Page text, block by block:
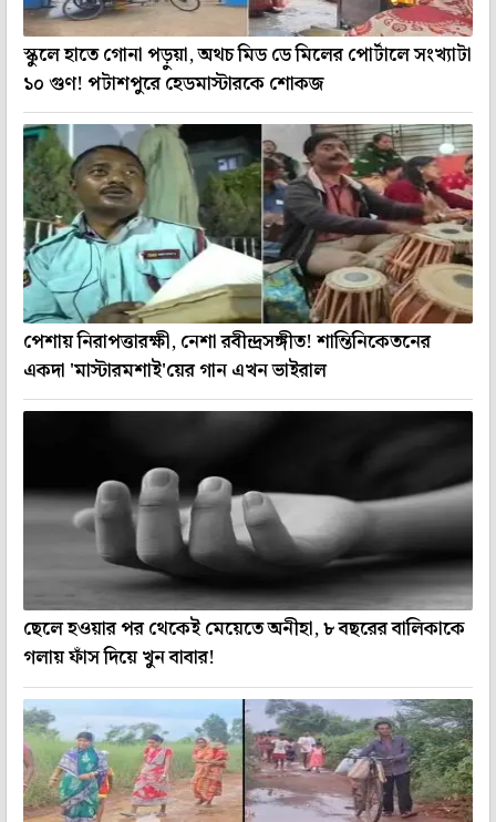
স্কুলে হাতে গোনা পড়ুয়া, অথচ মিড ডে মিলের পোর্টালে সংখ্যাটা
১০ গুণ! পটাশপুরে হেডমাস্টারকে শোকজ
পেশায় নিরাপত্তারক্ষী, নেশা রবীন্দ্রসঙ্গীত! শান্তিনিকেতনের
একদা 'মাস্টারমশাই'য়ের গান এখন ভাইরাল
ছেলে হওয়ার পর থেকেই মেয়েতে অনীহা, ৮ বছরের বালিকাকে
গলায় ফাঁস দিয়ে খুন বাবার!